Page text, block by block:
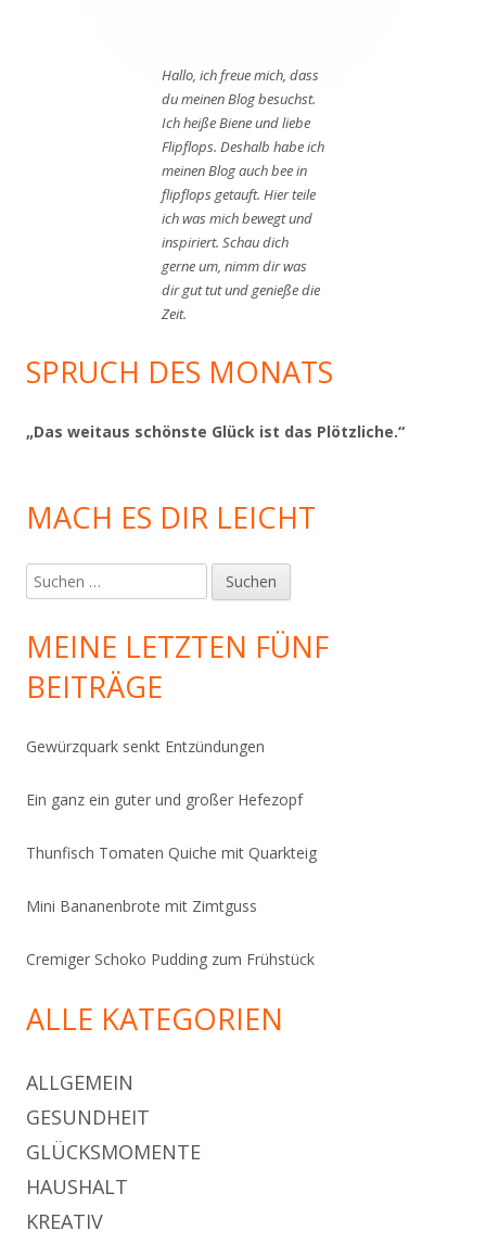
Hallo, ich freue mich, dass
du meinen Blog besuchst.
Ich heiße Biene und liebe
Flipflops. Deshalb habe ich
meinen Blog auch bee in
flipflops getauft. Hier teile
ich was mich bewegt und
inspiriert. Schau dich
gerne um, nimm dir was
dir gut tut und genieße die
Zeit.
SPRUCH DES MONATS
„Das weitaus schönste Glück ist das Plötzliche.“
MACH ES DIR LEICHT
Suchen
nach:
MEINE LETZTEN FÜNF
BEITRÄGE
Gewürzquark senkt Entzündungen
Ein ganz ein guter und großer Hefezopf
Thunfisch Tomaten Quiche mit Quarkteig
Mini Bananenbrote mit Zimtguss
Cremiger Schoko Pudding zum Frühstück
ALLE KATEGORIEN
ALLGEMEIN
GESUNDHEIT
GLÜCKSMOMENTE
HAUSHALT
KREATIV